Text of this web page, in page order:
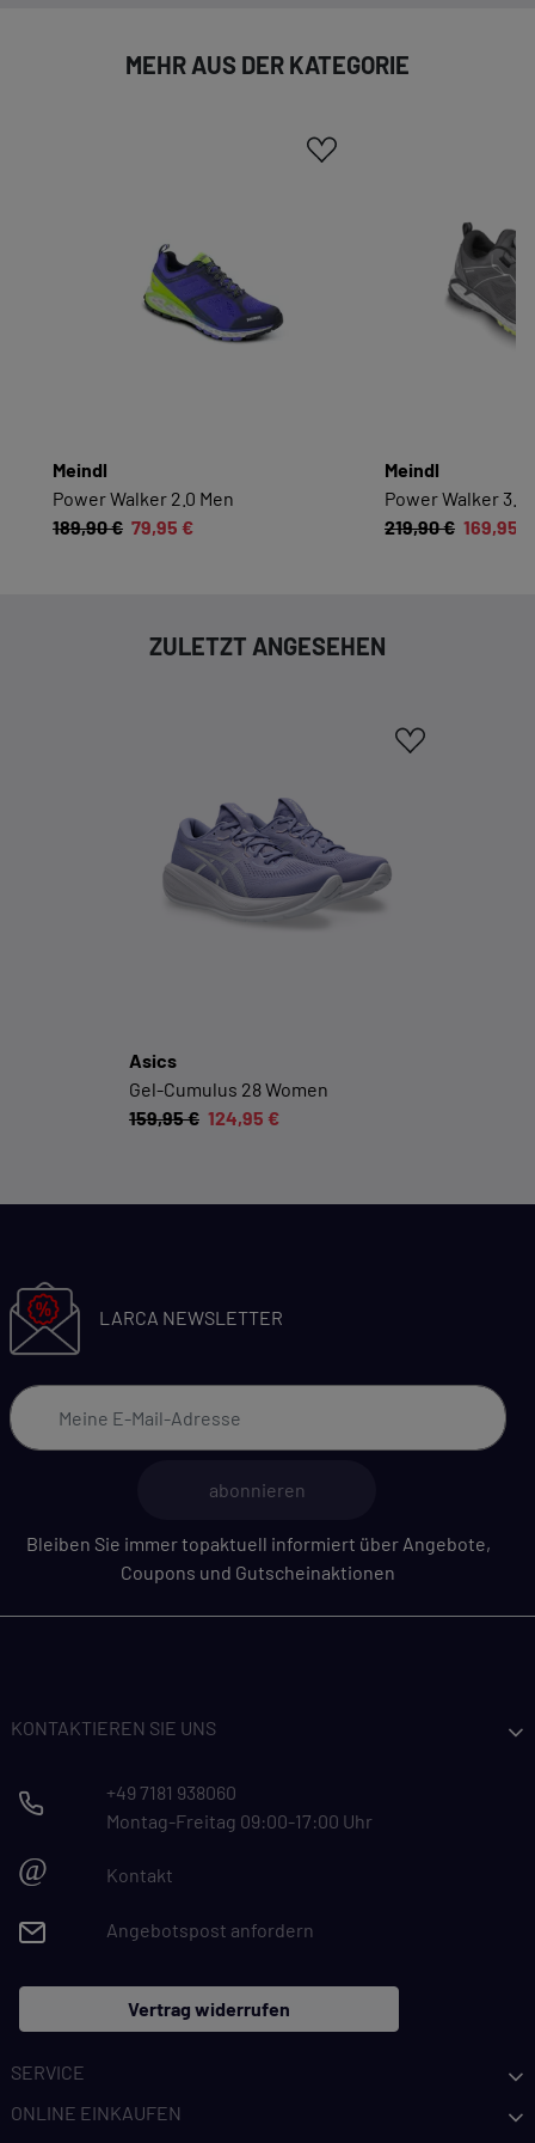
Einwilligung nicht erteilen
Essenzielle Cookies ermöglichen grundlegende
Funktionen und sind für die einwandfreie
Funktion dieses Onlineshops erforderlich.
Wir möchten die Bedienung dieses Shops für
Sie möglichst komfortabel gestalten.
EXTERN
Cookie-Informationen anzeigen
Datenschutzerklärung
MEHR AUS DER KATEGORIE
Meindl
Power Walker 2.0 Men
189,90 € 79,95 €
Meindl
Power Walker 3.5
219,90 € 169,95 €
ZULETZT ANGESEHEN
Asics
Gel-Cumulus 28 Women
159,95 € 124,95 €
LARCA NEWSLETTER
abonnieren
Bleiben Sie immer topaktuell informiert über Angebote,
Coupons und Gutscheinaktionen
KONTAKTIEREN SIE UNS
+49 7181 938060
Montag-Freitag 09:00-17:00 Uhr
@ Kontakt
Angebotspost anfordern
Vertrag widerrufen
SERVICE
ONLINE EINKAUFEN